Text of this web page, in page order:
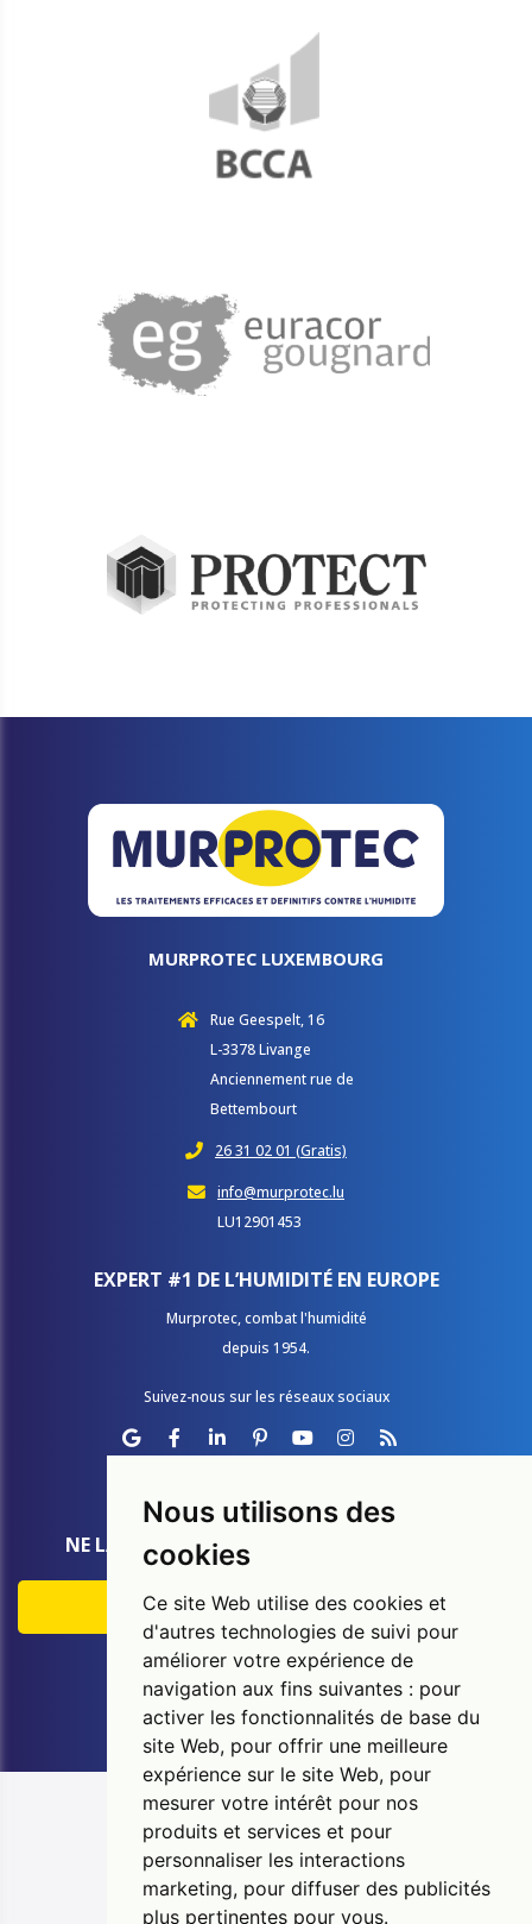
Nous utilisons des
cookies
Ce site Web utilise des cookies et
d'autres technologies de suivi pour
améliorer votre expérience de
navigation aux fins suivantes : pour
activer les fonctionnalités de base du
site Web, pour offrir une meilleure
expérience sur le site Web, pour
mesurer votre intérêt pour nos
produits et services et pour
personnaliser les interactions
marketing, pour diffuser des publicités
plus pertinentes pour vous.
MURPROTEC LUXEMBOURG
Rue Geespelt, 16
L-3378 Livange
Anciennement rue de
Bettembourt
26 31 02 01 (Gratis)
info@murprotec.lu
LU12901453
EXPERT #1 DE L’HUMIDITÉ EN EUROPE
Murprotec, combat l'humidité
depuis 1954.​​​​​​​
Suivez-nous sur les réseaux sociaux
NE LAISSEZ AUCUNE CHANCE À L'HUMIDITÉ
EXPERTISE GRATUITE
Appelez: 26 31 02 01
Se connecter
Copyright © 2026 Murprotec. Tous droits réservés
UP TO DATE WebDesign
Politique de confidentialité
Politique relative aux cookies